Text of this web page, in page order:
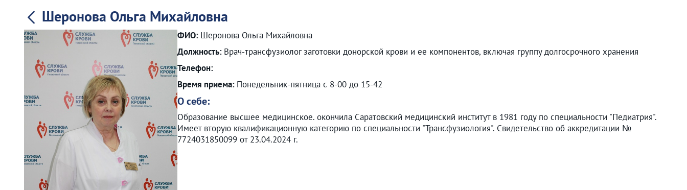
Шеронова Ольга Михайловна
ФИО: Шеронова Ольга Михайловна
Должность: Врач-трансфузиолог заготовки донорской крови и ее компонентов, включая группу долгосрочного хранения
Телефон:
Время приема: Понедельник-пятница с 8-00 до 15-42
О себе:
Образование высшее медицинское. окончила Саратовский медицинский институт в 1981 году по специальности "Педиатрия".
Имеет вторую квалификационную категорию по специальности "Трансфузиология". Свидетельство об аккредитации №
7724031850099 от 23.04.2024 г.